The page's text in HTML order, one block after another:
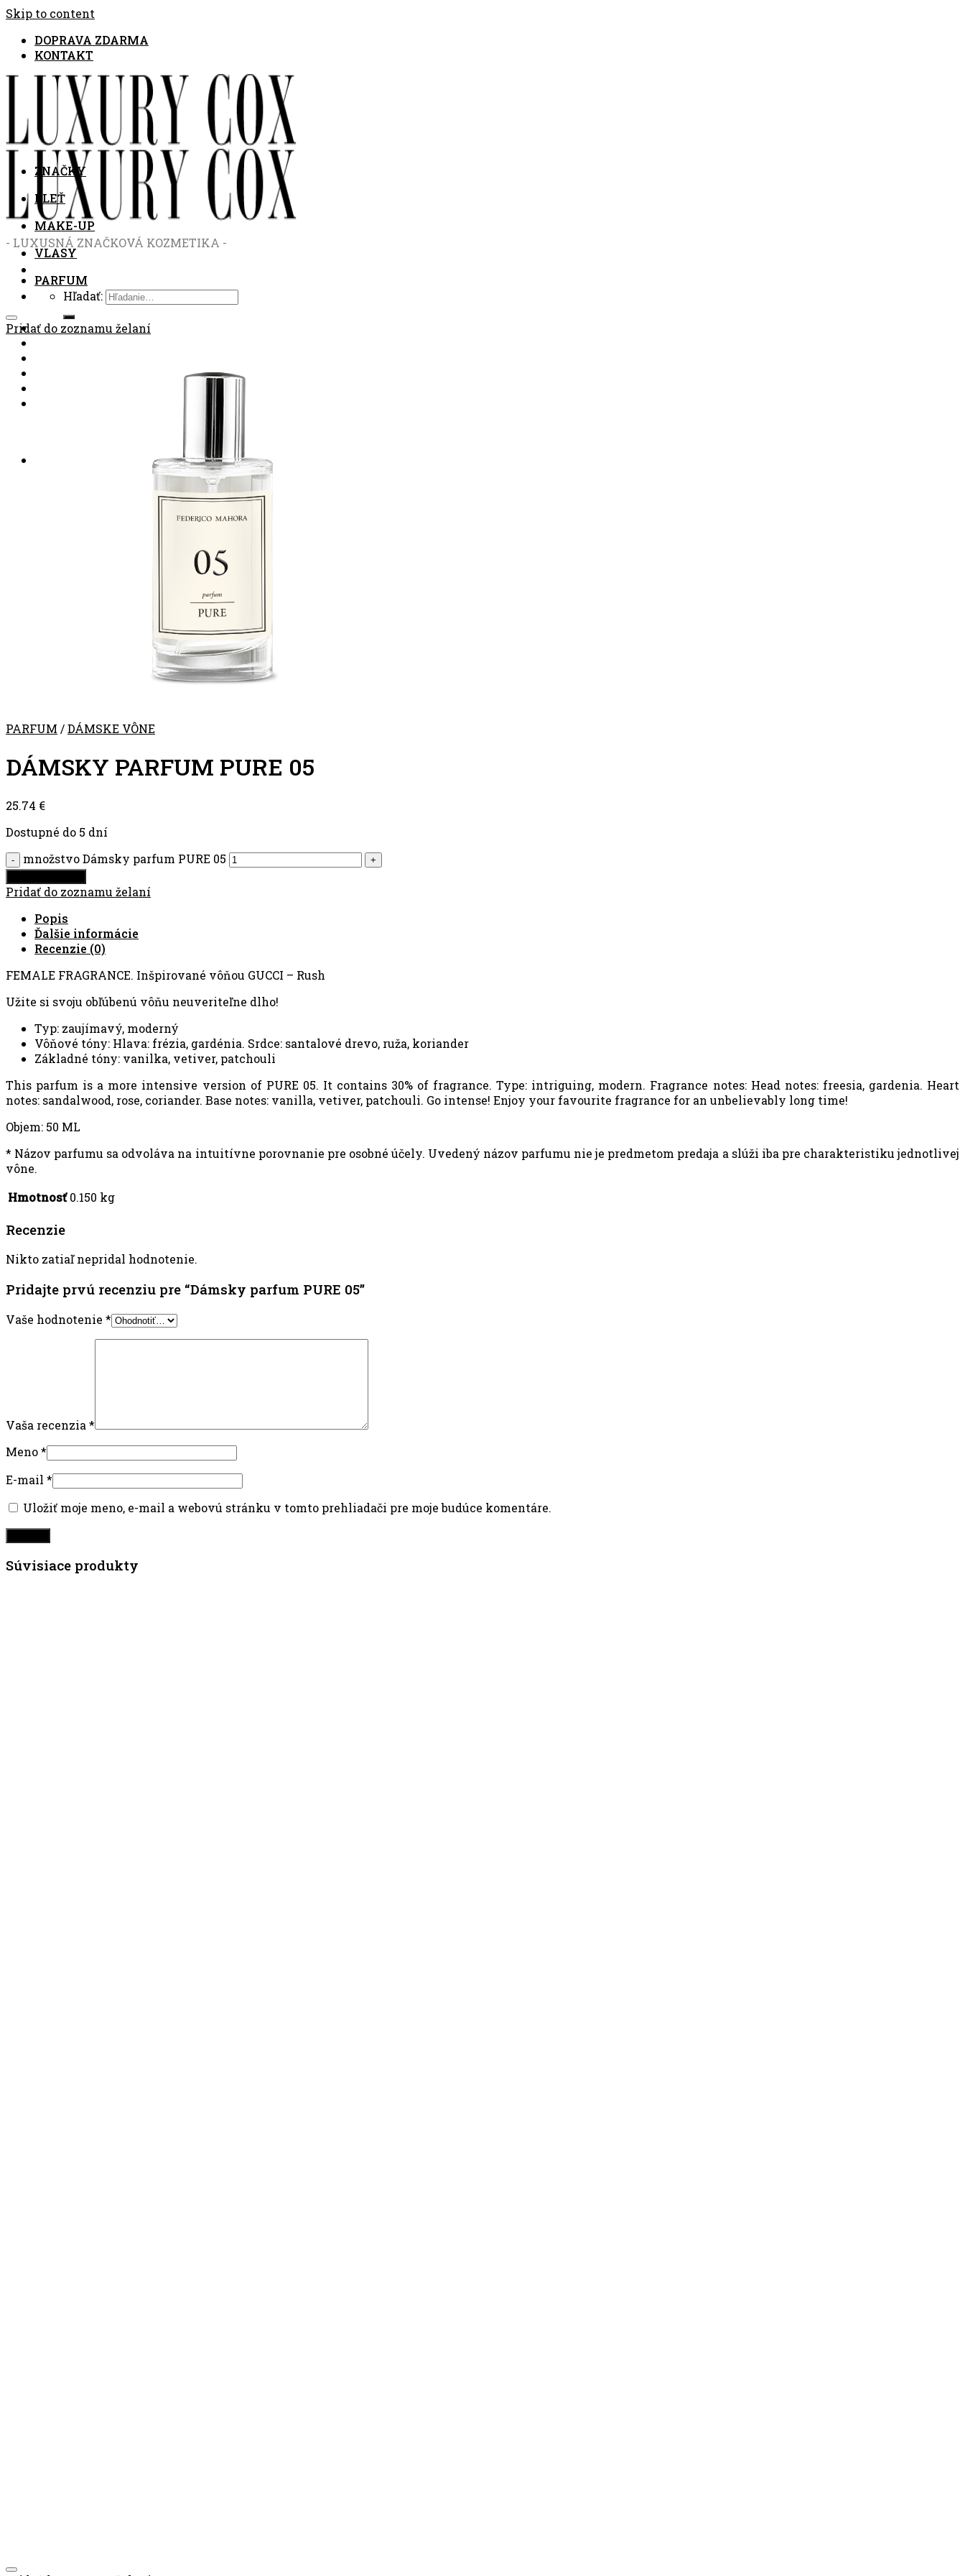
Skip to content
DOPRAVA ZDARMA
KONTAKT
- LUXUSNÁ ZNAČKOVÁ KOZMETIKA -
Hľadať:
Žiadne produkty v košíku.
Žiadne produkty v košíku.
ZNAČKY
PLEŤ
MAKE-UP
VLASY
PARFUM
Pridať do zoznamu želaní
PARFUM /DÁMSKE VÔNE
DÁMSKY PARFUM PURE 05
25.74 €
Dostupné do 5 dní
množstvo Dámsky parfum PURE 05
Pridať do zoznamu želaní
Popis
Ďalšie informácie
Recenzie (0)
FEMALE FRAGRANCE. Inšpirované vôňou GUCCI – Rush
Užite si svoju obľúbenú vôňu neuveriteľne dlho!
Typ: zaujímavý, moderný
Vôňové tóny: Hlava: frézia, gardénia. Srdce: santalové drevo, ruža, koriander
Základné tóny: vanilka, vetiver, patchouli
This parfum is a more intensive version of PURE 05. It contains 30% of fragrance. Type: intriguing, modern. Fragrance notes: Head notes: freesia, gardenia. Heart
notes: sandalwood, rose, coriander. Base notes: vanilla, vetiver, patchouli. Go intense! Enjoy your favourite fragrance for an unbelievably long time!
Objem: 50 ML
* Názov parfumu sa odvoláva na intuitívne porovnanie pre osobné účely. Uvedený názov parfumu nie je predmetom predaja a slúži iba pre charakteristiku jednotlivej
vône.
Hmotnosť 0.150 kg
Recenzie
Nikto zatiaľ nepridal hodnotenie.
Pridajte prvú recenziu pre “Dámsky parfum PURE 05”
Vaše hodnotenie *
Vaša recenzia *
Meno*
E-mail *
Uložiť moje meno, e-mail a webovú stránku v tomto prehliadači pre moje budúce komentáre.
Súvisiace produkty